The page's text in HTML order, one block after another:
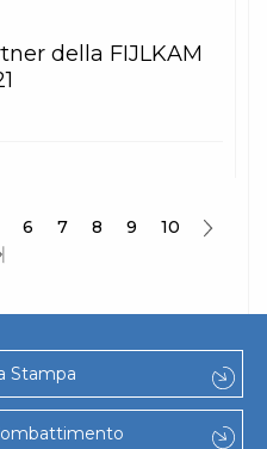
della FIJLKAM
6 7 8 9 10
Stampa